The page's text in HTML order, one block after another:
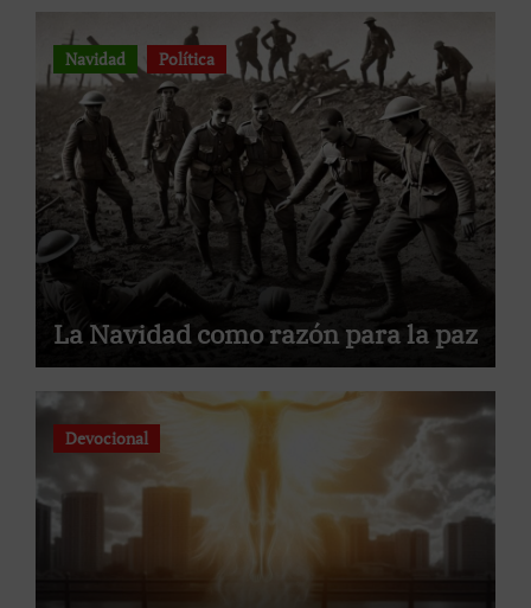
Navidad Política
La Navidad como razón para la paz
Devocional